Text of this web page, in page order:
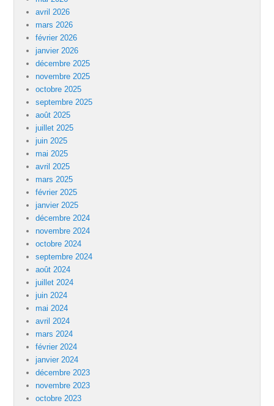
avril 2026
mars 2026
février 2026
janvier 2026
décembre 2025
novembre 2025
octobre 2025
septembre 2025
août 2025
juillet 2025
juin 2025
mai 2025
avril 2025
mars 2025
février 2025
janvier 2025
décembre 2024
novembre 2024
octobre 2024
septembre 2024
août 2024
juillet 2024
juin 2024
mai 2024
avril 2024
mars 2024
février 2024
janvier 2024
décembre 2023
novembre 2023
octobre 2023